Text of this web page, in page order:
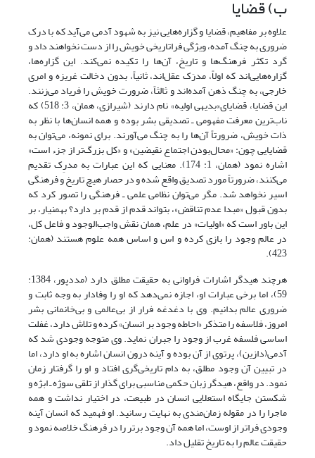
ب) قضایا
علاوه بر مفاهیم، قضایا و گزاره‌هایی نیز به شهود آدمی می‌آید که با درک
ضروری به چنگ آمده، ویژگی فراتاریخی خویش را از دست نخواهند داد و
گرد تکثر فرهنگ‌ها و تاریخ، آن‌ها را تکیده نمی‌کند. این گزاره‌ها،
گزاره‌هایی‌اند که اولاً، مدرَک عقل‌اند، ثانیاً، بدون دخالت غریزه و امری
خارجی، به چنگ ذهن آمده‌اند و ثالثاً، ضرورت خویش را فریاد می‌زنند.
این قضایا، قضایای«بدیهی اولیه» نام دارند (شیرازی، همان، 3: 518) که
ناب‌ترین معرفت مفهومی ـ تصدیقی بشر بوده و همه انسان‌ها با نظر به
ذات خویش، ضرورتاً آن‌ها را به چنگ می‌آورند. برای نمونه، می‌توان به
قضایایی چون: «محال‌بودن اجتماع نقیضین» و «کل بزرگ‌تر از جزء است»
اشاره نمود (همان، 1: 174). معنایی که این عبارات به مدرِک تقدیم
می‌کنند، ضرورتاً مورد تصدیق واقع شده و در حصار هیچ تاریخ و فرهنگی
اسیر نخواهد شد. مگر می‌توان نظامی علمی ـ فرهنگی را تصور کرد که
بدون قبول «مبدا عدم تناقض»، بتواند قدم از قدم بر دارد؟ بهمنیار، بر
این باور است که «اولیات» در علم، همان نقش واجب‌الوجود و فاعل کل،
در عالم وجود را بازی کرده و اس و اساس همه علوم هستند (همان:
423).
هرچند هیدگر اشارات فراوانی به حقیقت مطلق دارد (مددپور، 1384:
59)، اما برخی عبارات او، اجازه نمی‌دهد که او را وفادار به وجه ثابت و
ضروری عالم بدانیم. وی با دغدغه فرار از بی‌عالمی و بی‌خانمانی بشر
امروز، فلاسفه را متذکر «احاطه وجود بر انسان» کرده و تلاش دارد، غفلت
اساسی فلسفه غرب از وجود را جبران نماید. وی متوجه وجودی شد که
آدمی(دازین)، پرتوی از آن بوده و آینه درون انسان اشاره به او دارد، اما
در تبیین آن وجود مطلق، به دام تاریخی‌گری افتاد و او را گرفتار زمان
نمود. در واقع، هیدگر زبان حکمی مناسبی برای گذار از تلقی سوژه ـ ابژه و
شکستن جایگاه استعلایی انسان در طبیعت، در اختیار نداشت و همه
ماجرا را در مقوله زمان‌مندی به نهایت رسانید. او فهمید که انسان آینه
وجودی فراتر از اوست، اما همه آن وجود برتر را در فرهنگ خلاصه نمود و
حقیقت عالم را به تاریخ تقلیل داد.